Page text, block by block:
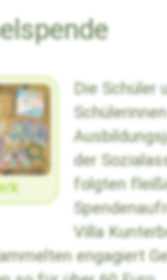
Die Schüler
der
folgten
Villa
engagiert